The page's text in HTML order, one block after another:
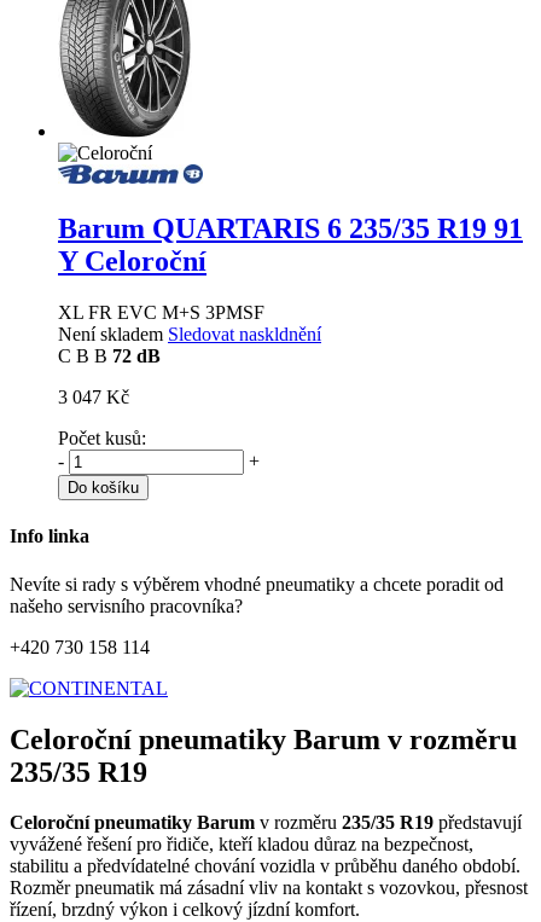
Barum QUARTARIS 6 235/35 R19 91
Y Celoroční
XL FR EVC M+S 3PMSF
Není skladem Sledovat naskldnění
C B B 72 dB
3 047 Kč
Počet kusů:
-
+
Do košíku
Info linka
Nevíte si rady s výběrem vhodné pneumatiky a chcete poradit od
našeho servisního pracovníka?
+420 730 158 114
Celoroční pneumatiky Barum v rozměru
235/35 R19
Celoroční pneumatiky Barum v rozměru 235/35 R19 představují
vyvážené řešení pro řidiče, kteří kladou důraz na bezpečnost,
stabilitu a předvídatelné chování vozidla v průběhu daného období.
Rozměr pneumatik má zásadní vliv na kontakt s vozovkou, přesnost
řízení, brzdný výkon i celkový jízdní komfort.